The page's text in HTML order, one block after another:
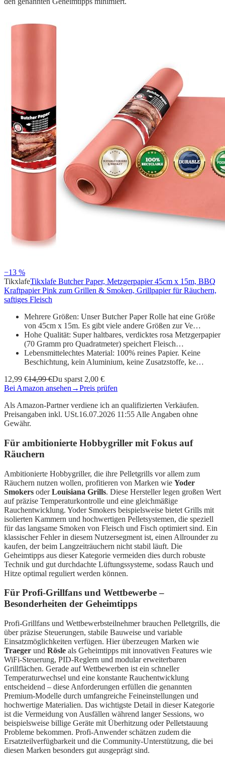
−13 %
TikxlafeTikxlafe Butcher Paper, Metzgerpapier 45cm x 15m, BBQ
Kraftpapier Pink zum Grillen & Smoken, Grillpapier für Räuchern,
saftiges Fleisch
Mehrere Größen: Unser Butcher Paper Rolle hat eine Größe
von 45cm x 15m. Es gibt viele andere Größen zur Ve…
Hohe Qualität: Super haltbares, verdicktes rosa Metzgerpapier
(70 Gramm pro Quadratmeter) speichert Fleisch…
Lebensmittelechtes Material: 100% reines Papier. Keine
Beschichtung, kein Aluminium, keine Zusatzstoffe, ke…
12,99 €14,99 €Du sparst 2,00 €
Bei Amazon ansehen →Preis prüfen
Als Amazon-Partner verdiene ich an qualifizierten Verkäufen.
Preisangaben inkl. USt.16.07.2026 11:55 Alle Angaben ohne
Gewähr.
Für ambitionierte Hobbygriller mit Fokus auf
Räuchern
Ambitionierte Hobbygriller, die ihre Pelletgrills vor allem zum
Räuchern nutzen wollen, profitieren von Marken wie Yoder
Smokers oderLouisiana Grills. Diese Hersteller legen großen Wert
auf präzise Temperaturkontrolle und eine gleichmäßige
Rauchentwicklung. Yoder Smokers beispielsweise bietet Grills mit
isolierten Kammern und hochwertigen Pelletsystemen, die speziell
für das langsame Smoken von Fleisch und Fisch optimiert sind. Ein
klassischer Fehler in diesem Nutzersegment ist, einen Allrounder zu
kaufen, der beim Langzeiträuchern nicht stabil läuft. Die
Geheimtipps aus dieser Kategorie vermeiden dies durch robuste
Technik und gut durchdachte Lüftungssysteme, sodass Rauch und
Hitze optimal reguliert werden können.
Für Profi-Grillfans und Wettbewerbe –
Besonderheiten der Geheimtipps
Profi-Grillfans und Wettbewerbsteilnehmer brauchen Pelletgrills, die
über präzise Steuerungen, stabile Bauweise und variable
Einsatzmöglichkeiten verfügen. Hier überzeugen Marken wie
Traeger und Rösle als Geheimtipps mit innovativen Features wie
WiFi-Steuerung, PID-Reglern und modular erweiterbaren
Grillflächen. Gerade auf Wettbewerben ist ein schneller
Temperaturwechsel und eine konstante Rauchentwicklung
entscheidend – diese Anforderungen erfüllen die genannten
Premium-Modelle durch umfangreiche Feineinstellungen und
hochwertige Materialien. Das wichtigste Detail in dieser Kategorie
ist die Vermeidung von Ausfällen während langer Sessions, wo
beispielsweise billige Geräte mit Überhitzung oder Pelletstauung
Probleme bekommen. Profi-Anwender schätzen zudem die
Ersatzteilverfügbarkeit und die Community-Unterstützung, die bei
diesen Marken besonders gut ausgeprägt sind.